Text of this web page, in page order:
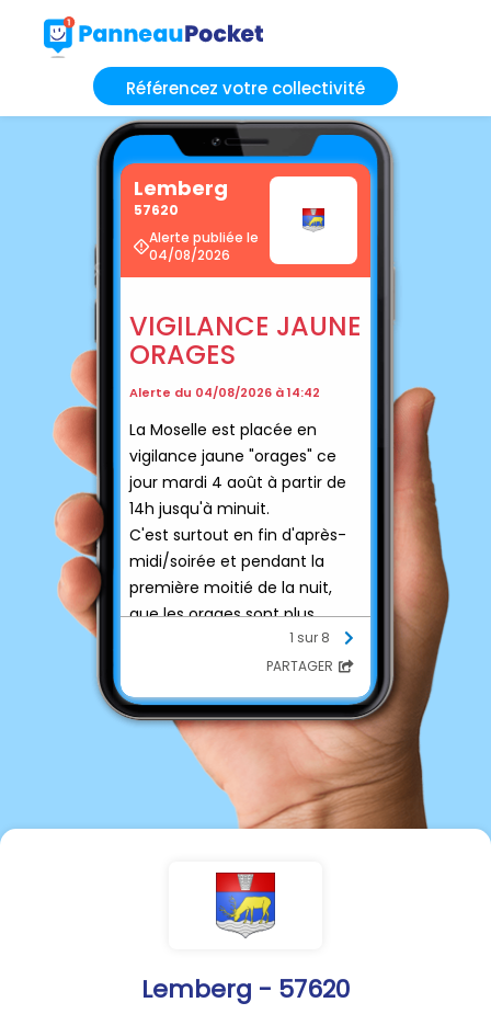
Référencez votre collectivité
Lemberg - 57620
Lemberg
57620
Alerte publiée le
04/08/2026
VIGILANCE JAUNE
ORAGES
Alerte du 04/08/2026 à 14:42
La Moselle est placée en
vigilance jaune "orages" ce
jour mardi 4 août à partir de
14h jusqu'à minuit.
C'est surtout en fin d'après-
midi/soirée et pendant la
première moitié de la nuit,
que les orages sont plus
marqués. Des rafales de
l'ordre de 60 à 80 km/h sont
alors possibles, de fortes
intensités de pluie (10 à 20
mm en peu de temps), ainsi
que de la petite grêle. Le
risque orageux s'estompe en
1 sur 8
PARTAGER